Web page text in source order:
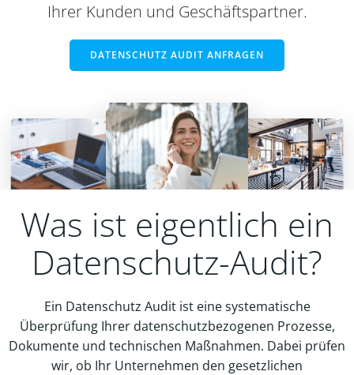
Ihrer Kunden und Geschäftspartner.
DATENSCHUTZ AUDIT ANFRAGEN
Was ist eigentlich ein
Datenschutz-Audit?
Ein Datenschutz Audit ist eine systematische
Überprüfung Ihrer datenschutzbezogenen Prozesse,
Dokumente und technischen Maßnahmen. Dabei prüfen
wir, ob Ihr Unternehmen den gesetzlichen